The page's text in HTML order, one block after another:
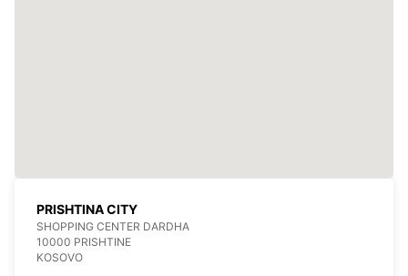
PRISHTINA CITY
SHOPPING CENTER DARDHA
10000 PRISHTINE
KOSOVO